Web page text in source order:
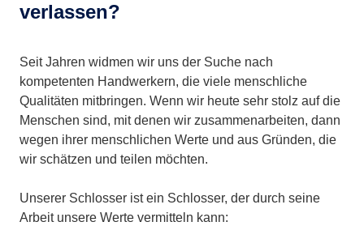
verlassen?
Seit Jahren widmen wir uns der Suche nach
kompetenten Handwerkern, die viele menschliche
Qualitäten mitbringen. Wenn wir heute sehr stolz auf die
Menschen sind, mit denen wir zusammenarbeiten, dann
wegen ihrer menschlichen Werte und aus Gründen, die
wir schätzen und teilen möchten.
Unserer Schlosser ist ein Schlosser, der durch seine
Arbeit unsere Werte vermitteln kann: